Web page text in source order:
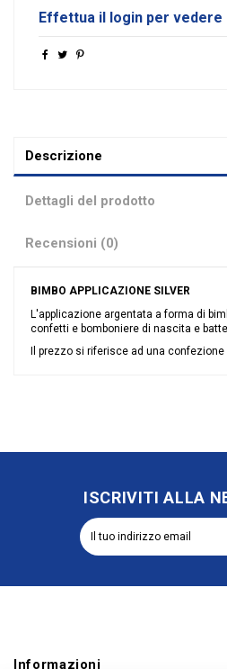
Effettua il login per vedere
Descrizione
Dettagli del prodotto
Recensioni (0)
BIMBO APPLICAZIONE SILVER
L'applicazione argentata a forma di
confetti e bomboniere di nascita e
Il prezzo si riferisce ad una
Riordinabile No
ISCRIVITI ALLA
Informazioni